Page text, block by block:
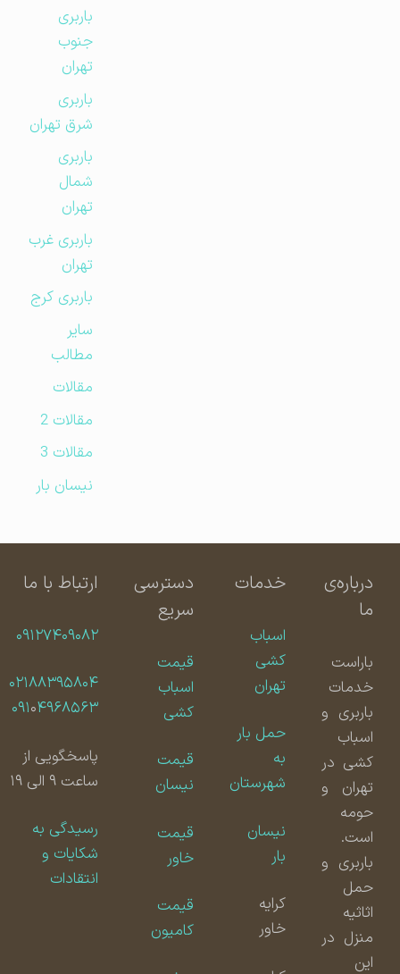
باربری
جنوب
تهران
باربری
شرق تهران
باربری
شمال
تهران
باربری غرب
تهران
باربری کرج
مطالب
مقالات
مقالات 2
مقالات 3
نیسان بار
درباره‌ی
باراست
خدمات
باربری و
اسباب
کشی در
تهران و
حومه
است.
باربری و
حمل
اثاثیه
منزل در
خدمات
اسباب
کشی
تهران
حمل بار
شهرستان
نیسان
دسترسی
سریع
قیمت
اسباب
کشی
قیمت
نیسان
قیمت
قیمت
کامیون
ارتباط با ما
۰۹۱۲۷۴۰۹۰۸۲
۰۲۱۸۸۳۹۵۸۰۴
۰۹۱۰۴۹۶۸۵۶۳
پاسخگویی از
ساعت ۹ الی ۱۹
رسیدگی به
شکایات و
انتقادات